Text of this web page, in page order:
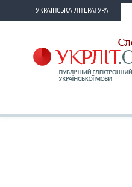
УКРАЇНСЬКА ЛІТЕРАТУРА